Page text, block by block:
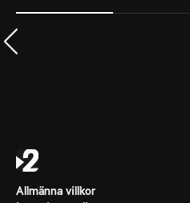
Allmänna villkor